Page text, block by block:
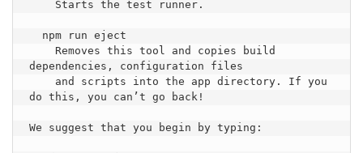
dependencies, configuration files
do this, you can’t go back!
We suggest that you begin by typing: